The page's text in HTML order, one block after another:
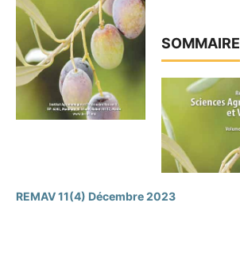
SOMMAIRE
REMAV 11(4) Décembre 2023